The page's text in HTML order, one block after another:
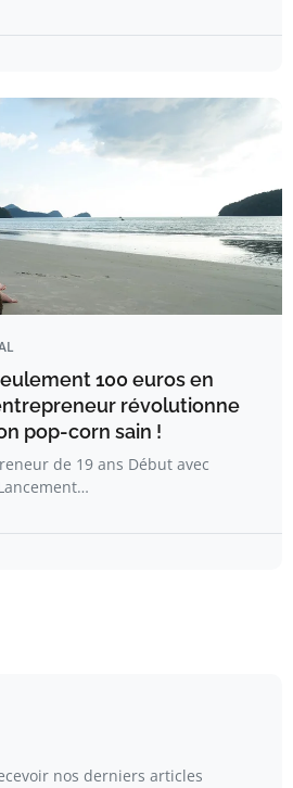
100 euros en
révolutionne
pop-corn sain !
de 19 ans Début avec
nos derniers articles